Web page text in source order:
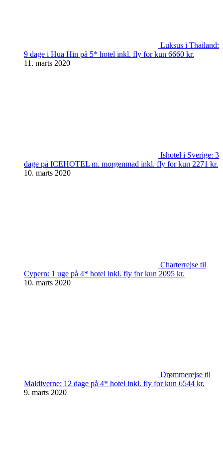
Luksus i Thailand:
9 dage i Hua Hin på 5* hotel inkl. fly for kun 6660 kr.
11. marts 2020
Ishotel i Sverige: 3
dage på ICEHOTEL m. morgenmad inkl. fly for kun 2271 kr.
10. marts 2020
Charterrejse til
Cypern: 1 uge på 4* hotel inkl. fly for kun 2095 kr.
10. marts 2020
Drømmerejse til
Maldiverne: 12 dage på 4* hotel inkl. fly for kun 6544 kr.
9. marts 2020